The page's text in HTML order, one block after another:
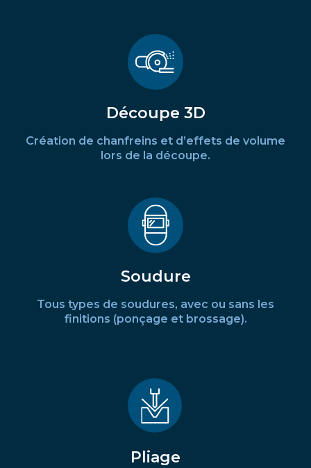
Découpe 3D
Création de chanfreins et d’effets de volume
lors de la découpe.
Soudure
Tous types de soudures, avec ou sans les
finitions (ponçage et brossage).
Pliage